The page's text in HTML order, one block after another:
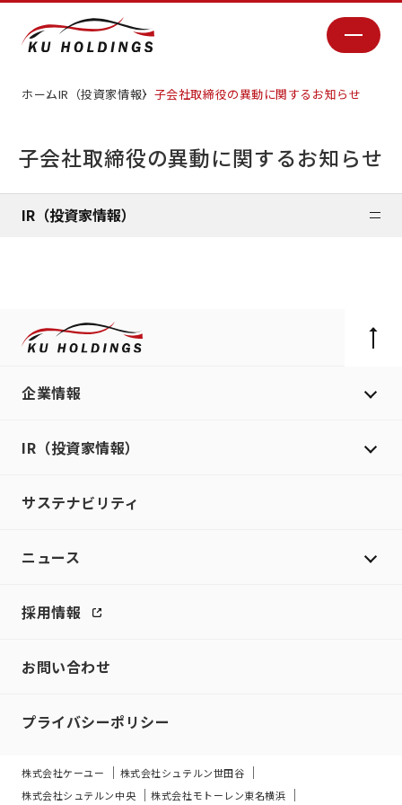
ホームIR（投資家情報） 子会社取締役の異動に関するお知らせ
子会社取締役の異動に関するお知らせ
IR（投資家情報）
企業情報
IR（投資家情報）
サステナビリティ
ニュース
採用情報
お問い合わせ
プライバシーポリシー
株式会社ケーユー
株式会社シュテルン世田谷
株式会社シュテルン中央
株式会社モトーレン東名横浜